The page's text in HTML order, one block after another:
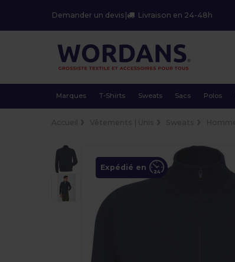
Demander un devis Livraison en 24-48h
Marques T-Shirts Sweats Sacs Polos
Expédié en